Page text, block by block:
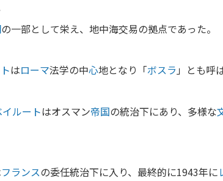
の一部として栄え、地中海交易の拠点であった。
はローマ法学の中心地となり「ボスラ 」とも呼
イルートはオスマン帝国の統治下にあり、多様な
フランスの委任統治下に入り、最終的に1943年に